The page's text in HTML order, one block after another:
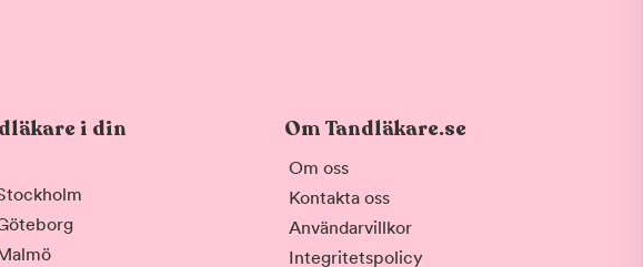
i din
Om Tandläkare.se
Om oss
Kontakta oss
Användarvillkor
Integritetspolicy